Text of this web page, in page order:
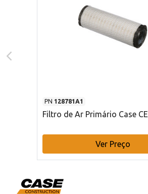
PN 128781A1
Filtro de Ar Primário Case CE
Ver Preço